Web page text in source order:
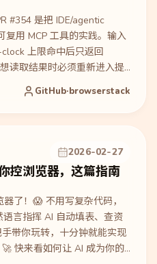
#354 是把 IDE/agentic
用 MCP 工具的实践。输入
上限命中后只返回
读取结果时必须重新进入提
。执行过程是新增
turnId })`，只对 `rcaChat`
、不循环，并把
抽到共享 `tfa-rca-
个文件、+517/-138，新增状
回问题，`RESOLVED` 返回
返回原因和 unmet
。验证包括 merged
、240 行测试覆盖、
询行为且 re-export 不破坏
失败 RCA agent 做成可恢
GitHub·browserstack
2026-02-27
控浏览器，这篇指南
了！😱 不用写复杂代码，
言指挥 AI 自动填表、查资
带你玩转，十分钟就能实现
快来看如何让 AI 成为你的